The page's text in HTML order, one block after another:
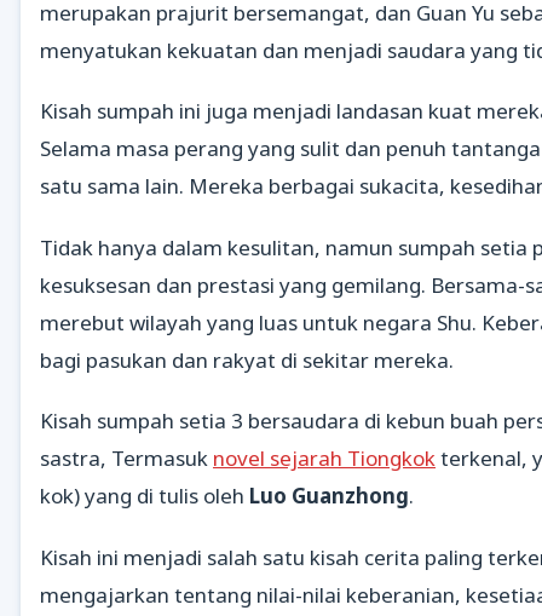
merupakan prajurit bersemangat, dan Guan Yu
menyatukan kekuatan dan menjadi saudara yang
Kisah sumpah ini juga menjadi landasan kuat
Selama masa perang yang sulit dan penuh
satu sama lain. Mereka berbagai sukacita,
Tidak hanya dalam kesulitan, namun sumpah
kesuksesan dan prestasi yang gemilang.
merebut wilayah yang luas untuk negara Shu.
bagi pasukan dan rakyat di sekitar mereka.
Kisah sumpah setia 3 bersaudara di kebun buah
sastra, Termasuk novel sejarah Tiongkokterkenal,
kok) yang di tulis oleh Luo Guanzhong.
Kisah ini menjadi salah satu kisah cerita paling
mengajarkan tentang nilai-nilai keberanian,